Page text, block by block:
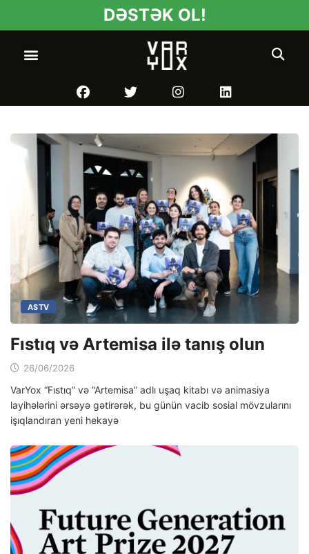
DƏSTƏK OL!
ASTV
Fıstıq və Artemisa ilə tanış olun
26/06/2026
VarYox “Fıstıq” və “Artemisa” adlı uşaq kitabı və animasiya
layihələrini ərsəyə gətirərək, bu günün vacib sosial mövzularını
işıqlandıran yeni hekayə